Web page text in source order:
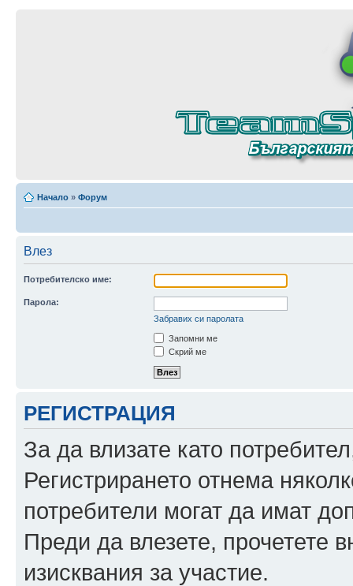
Начало » Форум
Влез
Потребителско име:
Парола:
Забравих си паролата
Запомни ме
Скрий ме
РЕГИСТРАЦИЯ
За да влизате като
Регистрирането отнема
потребители могат да имат
Преди да влезете, прочетете
изисквания за участие.